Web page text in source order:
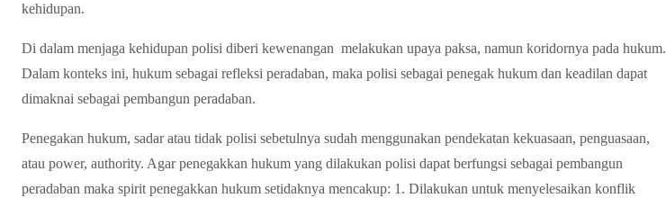
kehidupan.
Di dalam menjaga kehidupan polisi diberi kewenangan melakukan upaya paksa, namun koridornya pada hukum.
Dalam konteks ini, hukum sebagai refleksi peradaban, maka polisi sebagai penegak hukum dan keadilan dapat
dimaknai sebagai pembangun peradaban.
Penegakan hukum, sadar atau tidak polisi sebetulnya sudah menggunakan pendekatan kekuasaan, penguasaan,
atau power, authority. Agar penegakkan hukum yang dilakukan polisi dapat berfungsi sebagai pembangun
peradaban maka spirit penegakkan hukum setidaknya mencakup: 1. Dilakukan untuk menyelesaikan konflik